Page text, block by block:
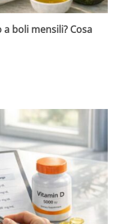
boli mensili? Cosa